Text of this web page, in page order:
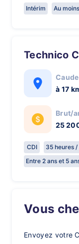
Intérim Au
Technico
à 17
Brut/
25
CDI
35 heures
Entre 2 ans et 5
Vous
Envoyez votre